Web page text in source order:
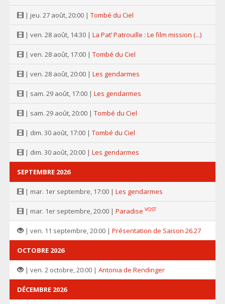
| jeu. 27 août, 20:00 | Tombé du Ciel
| ven. 28 août, 14:30 | La Pat’ Patrouille : Le film mission (...)
| ven. 28 août, 17:00 | Tombé du Ciel
| ven. 28 août, 20:00 | Les gendarmes
| sam. 29 août, 17:00 | Les gendarmes
| sam. 29 août, 20:00 | Tombé du Ciel
| dim. 30 août, 17:00 | Tombé du Ciel
| dim. 30 août, 20:00 | Les gendarmes
SEPTEMBRE 2026
| mar. 1er septembre, 17:00 | Les gendarmes
| mar. 1er septembre, 20:00 | Paradise VOST
| ven. 11 septembre, 20:00 | Présentation de Saison 26.27
OCTOBRE 2026
| ven. 2 octobre, 20:00 | Antonia de Rendinger
DÉCEMBRE 2026